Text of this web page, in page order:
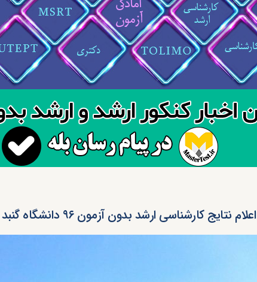
اعلام نتایج کارشناسی ارشد بدون آزمون ۹۶ دانشگاه گنبد کاووس